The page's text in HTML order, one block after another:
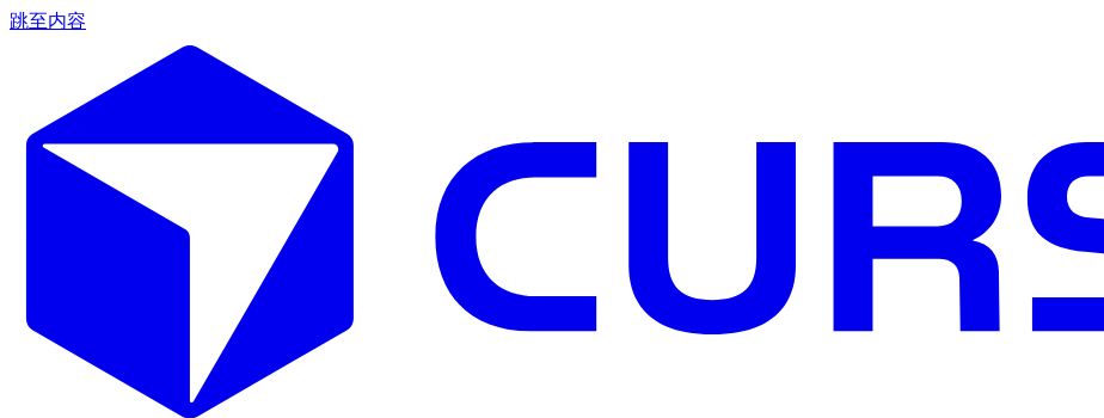
跳至内容